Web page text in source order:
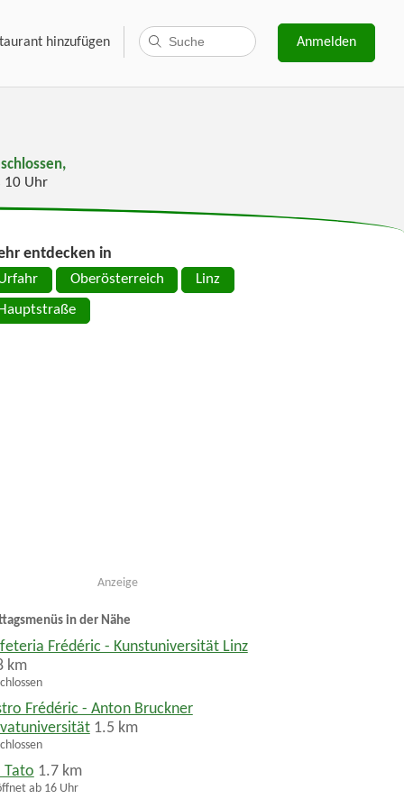
hinzufügen Anmelden
10 Uhr
entdecken in
Oberösterreich Linz
Anzeige
in der Nähe
Frédéric - Kunstuniversität Linz
km
Frédéric - Anton Bruckner
1.5 km
Tato 1.7 km
ab 16 Uhr